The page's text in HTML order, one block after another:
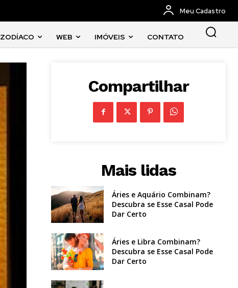
Meu Cadastro
ZODÍACO WEB IMÓVEIS CONTATO
Compartilhar
Mais lidas
Áries e Aquário Combinam?
Descubra se Esse Casal Pode
Dar Certo
Áries e Libra Combinam?
Descubra se Esse Casal Pode
Dar Certo